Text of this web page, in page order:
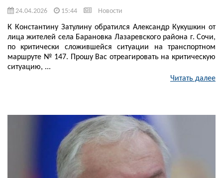
24.04.2026 15:44 Новости
К Константину Затулину обратился Александр Кукушкин от
лица жителей села Барановка Лазаревского района г. Сочи,
по критически сложившейся ситуации на транспортном
маршруте № 147. Прошу Вас отреагировать на критическую
ситуацию, ...
Читать далее